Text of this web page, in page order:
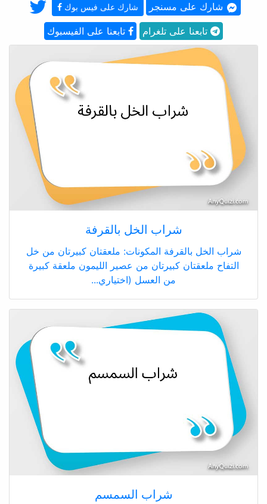
شارك على فيس بوك شارك على مسنجر
تابعنا على الفيسبوك تابعنا على تلغرام
شراب الخل بالقرفة
شراب الخل بالقرفة المكونات: ملعقتان كبيرتان من خل
التفاح ملعقتان كبيرتان من عصير الليمون ملعقة كبيرة
من العسل (اختياري...
شراب السمسم